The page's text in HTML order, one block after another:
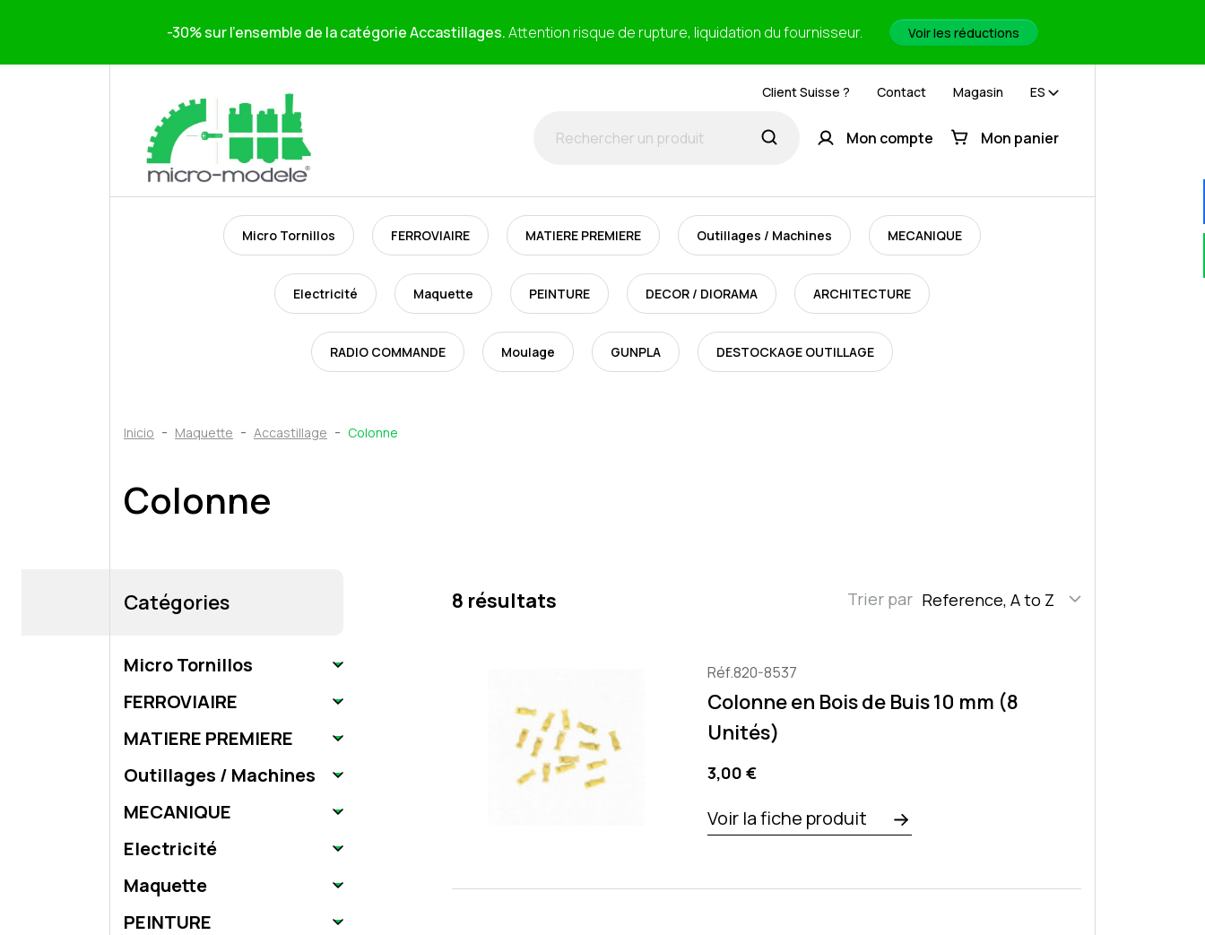
-30% sur l'ensemble de la catégorie Accastillages.Attention risque de rupture, liquidation du fournisseur. Voir les réductions
Client Suisse ? Contact Magasin ES
Mon compte Mon panier
Micro Tornillos FERROVIAIRE MATIERE PREMIERE Outillages / Machines MECANIQUE
Electricité Maquette PEINTURE DECOR / DIORAMA ARCHITECTURE
RADIO COMMANDE Moulage GUNPLA DESTOCKAGE OUTILLAGE
Inicio Maquette Accastillage Colonne
Colonne
Catégories
Micro Tornillos
FERROVIAIRE
MATIERE PREMIERE
Outillages / Machines
MECANIQUE
Electricité
Maquette
PEINTURE
8 résultats Trier par Reference, A to Z
Réf.820-8537
Colonne en Bois de Buis 10 mm (8
Unités)
Precio
3,00 €
Voir la fiche produit